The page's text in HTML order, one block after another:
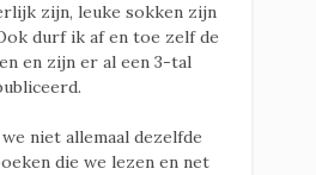
zijn, leuke sokken zijn
durf ik af en toe zelf de
en zijn er al een 3-tal
niet allemaal dezelfde
die we lezen en net